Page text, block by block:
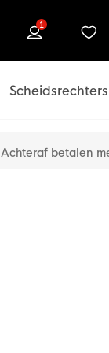
1
Scheidsrechters
Achteraf betalen